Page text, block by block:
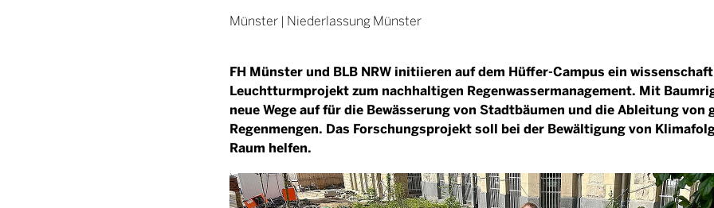
Münster | Niederlassung Münster
FH Münster und BLB NRW initiieren auf dem Hüffer-Campus ein
Leuchtturmprojekt zum nachhaltigen Regenwassermanagement. Mit
neue Wege auf für die Bewässerung von Stadtbäumen und die Ableitung von
Regenmengen. Das Forschungsprojekt soll bei der Bewältigung von
Raum helfen.